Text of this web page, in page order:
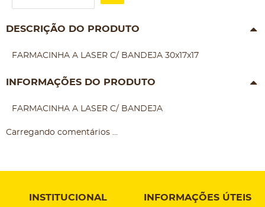
DESCRIÇÃO DO PRODUTO
FARMACINHA A LASER C/ BANDEJA 30x17x17
INFORMAÇÕES DO PRODUTO
FARMACINHA A LASER C/ BANDEJA
Carregando comentários ...
INSTITUCIONAL INFORMAÇÕES ÚTEIS